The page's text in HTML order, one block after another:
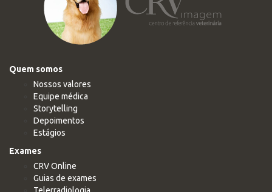
Quem somos
Nossos valores
Equipe médica
Storytelling
Depoimentos
Estágios
Exames
CRV Online
Guias de exames